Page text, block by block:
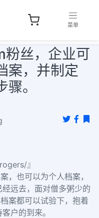
菜单
丝，企业可
案，并制定
。
』
，也可以为个人档案，
远去，面对僧多粥少的
案都可以试验下，抱着
户的到来。